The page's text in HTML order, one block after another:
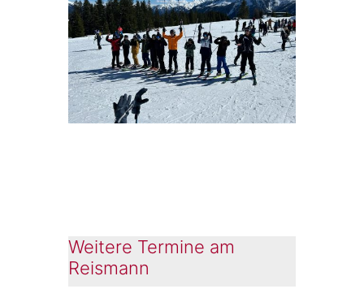
Weitere Termine am
Reismann